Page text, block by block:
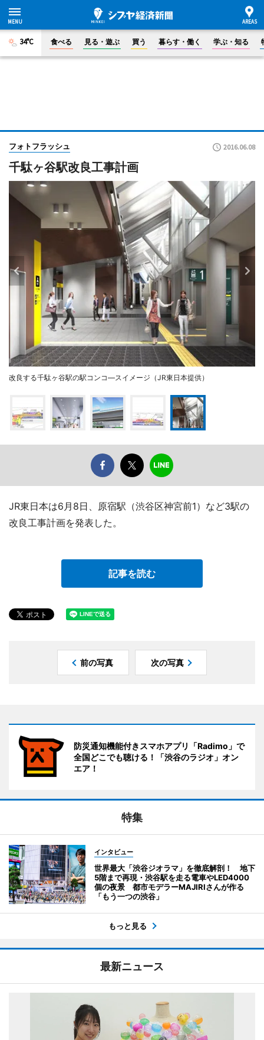
34°C 食べる 見る・遊ぶ 買う 暮らす・働く 学ぶ・知る
フォトフラッシュ 2016.06.08
千駄ヶ谷駅改良工事計画
改良する千駄ヶ谷駅の駅コンコ―スイメージ（JR東日本提供）
JR東日本は6月8日、原宿駅（渋谷区神宮前1）など3駅の
改良工事計画を発表した。
記事を読む
前の写真 次の写真
防災通知機能付きスマホアプリ「Radimo」で
全国どこでも聴ける！「渋谷のラジオ」オン
エア！
特集
インタビュー
世界最大「渋谷ジオラマ」を徹底解剖！ 地下
5階まで再現・渋谷駅を走る電車やLED4000
個の夜景 都市モデラーMAJIRIさんが作る
「もう一つの渋谷」
もっと見る
最新ニュース